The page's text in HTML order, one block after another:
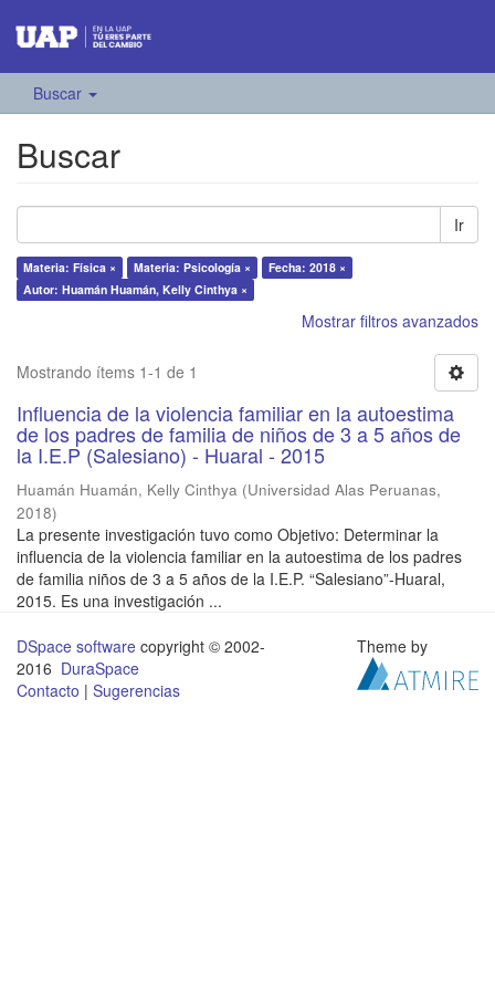
Buscar
Buscar
Ir
Materia: Física × Materia: Psicología ×
Fecha: 2018 ×
Autor: Huamán Huamán, Kelly Cinthya ×
Mostrar filtros avanzados
Mostrando ítems 1-1 de 1
Influencia de la violencia familiar en la autoestima
de los padres de familia de niños de 3 a 5 años de
la I.E.P (Salesiano) - Huaral - 2015
Huamán Huamán, Kelly Cinthya (Universidad Alas Peruanas,
2018)
La presente investigación tuvo como Objetivo: Determinar la
influencia de la violencia familiar en la autoestima de los padres
de familia niños de 3 a 5 años de la I.E.P. “Salesiano”-Huaral,
2015. Es una investigación ...
DSpace software copyright © 2002-
2016 DuraSpace
Contacto | Sugerencias
Theme by